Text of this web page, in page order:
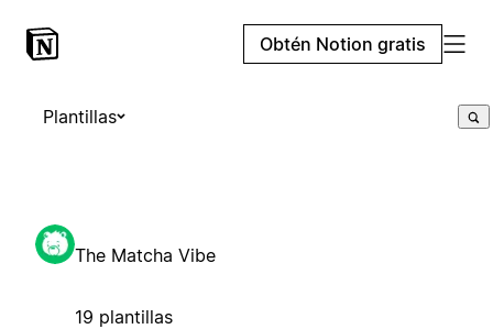
Obtén Notion gratis
Plantillas
The Matcha Vibe
19 plantillas